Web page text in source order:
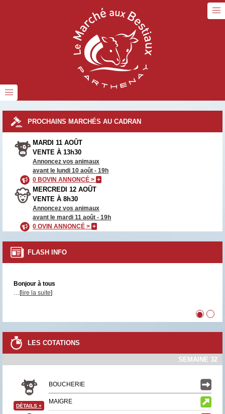
PROCHAINS MARCHÉS AU CADRAN
MARDI 11 AOÛT
VENTE À 13h30
Annoncez vos animaux
avant le lundi 10 août - 19h
0 BOVIN ANNONCÉ >+
MERCREDI 12 AOÛT
VENTE À 8h30
Annoncez vos animaux
avant le mardi 11 août - 19h
0 OVIN ANNONCÉ >+
FLASH INFO
Bonjour à tous
…[lire la suite]
••
LES COTATIONS
SEMAINE 32
BOUCHERIE
MAIGRE
DÉTAILS +